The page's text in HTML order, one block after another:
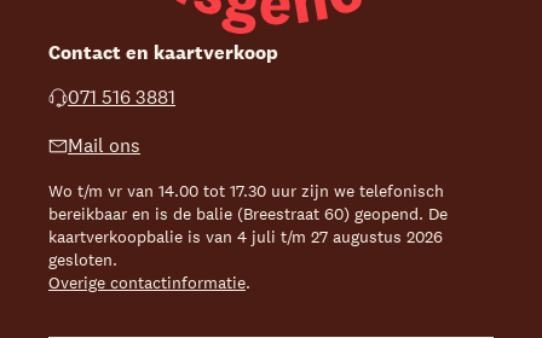
Contact en kaartverkoop
071 516 3881
Mail ons
Wo t/m vr van 14.00 tot 17.30 uur zijn we telefonisch
bereikbaar en is de balie (Breestraat 60) geopend. De
kaartverkoopbalie is van 4 juli t/m 27 augustus 2026
gesloten.
Overige contactinformatie.